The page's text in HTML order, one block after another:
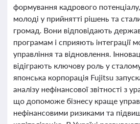
формування кадрового
молоді у прийнятті рішень та
громад. Вони відповідають
програмам і сприяють інтеграції
управління та відновлення.
відіграють ключову роль у
японська корпорація Fujitsu
аналізу нефінансової звітності з
що допоможе бізнесу краще
нефінансовими ризиками та